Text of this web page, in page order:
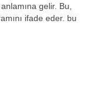
gelir. Bu,
ifade eder. bu